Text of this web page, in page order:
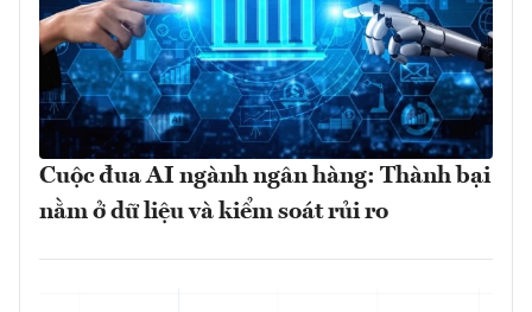
Cuộc đua AI ngành ngân hàng: Thành bại
nằm ở dữ liệu và kiểm soát rủi ro